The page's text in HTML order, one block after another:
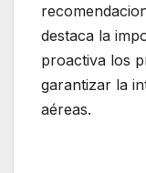
destaca la
proactiva los
garantizar la
aéreas.